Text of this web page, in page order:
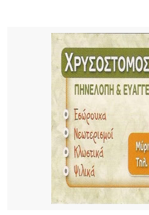
17 ΏΡΕΣ ΠΡΙΝ
Σχέδια Βελτίωσης:
70% για επενδύσεις
σχημάτων – Σημαντική
17 ΏΡΕΣ ΠΡΙΝ
Κύκλος Ομιλιών για τα 100
Κούταλης Ιστορία,
συλλογική μνήμη 9, 10
Αποθήκη, Μύρινα
18 ΏΡΕΣ ΠΡΙΝ
Νέα τουρκική πρόκληση